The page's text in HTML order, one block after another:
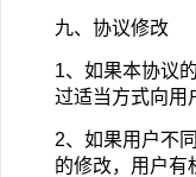
九、协议修改
1、如果本协议
过适当方式向用
2、如果用户不
的修改，用户有